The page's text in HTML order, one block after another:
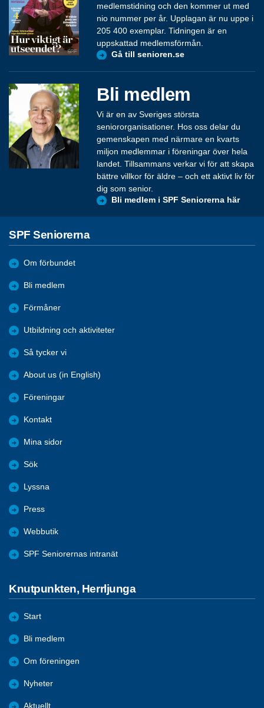
medlemstidning och den kommer ut med
nio nummer per år. Upplagan är nu uppe i
205 400 exemplar. Tidningen är en
uppskattad medlemsförmån.
Gå till senioren.se
Bli medlem
Vi är en av Sveriges största
seniororganisationer. Hos oss delar du
gemenskapen med närmare en kvarts
miljon medlemmar i föreningar över hela
landet. Tillsammans verkar vi för att skapa
bättre villkor för äldre – och ett aktivt liv för
dig som senior.
Bli medlem i SPF Seniorerna här
SPF Seniorerna
Om förbundet
Bli medlem
Förmåner
Utbildning och aktiviteter
Så tycker vi
About us (in English)
Föreningar
Kontakt
Mina sidor
Sök
Lyssna
Press
Webbutik
SPF Seniorernas intranät
Knutpunkten, Herrljunga
Start
Bli medlem
Om föreningen
Nyheter
Aktuellt